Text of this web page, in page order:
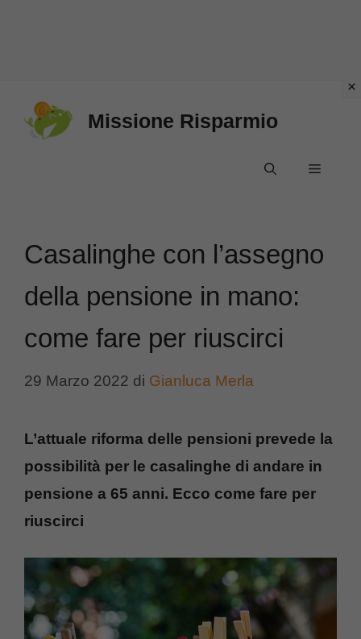
Missione Risparmio
Menu
Casalinghe con l’assegno
della pensione in mano:
come fare per riuscirci
29 Marzo 2022 di Gianluca Merla
L’attuale riforma delle pensioni prevede la
possibilità per le casalinghe di andare in
pensione a 65 anni. Ecco come fare per
riuscirci